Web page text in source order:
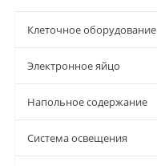
Клеточное оборудование
Электронное яйцо
Напольное содержание
Система освещения